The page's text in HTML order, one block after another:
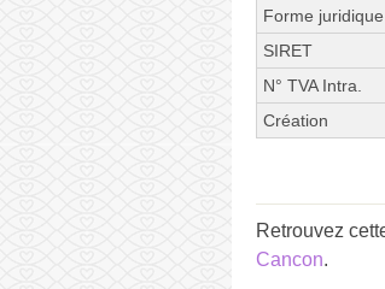
Forme juridique
SIRET
N° TVA Intra.
Création
Retrouvez
Cancon.